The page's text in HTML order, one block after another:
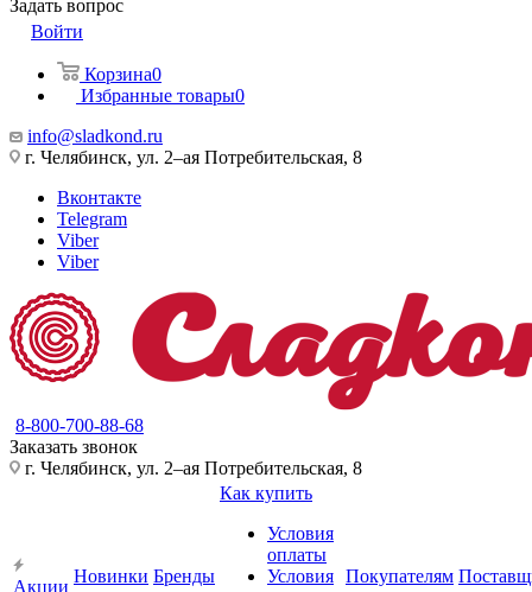
Задать вопрос
Войти
Корзина0
Избранные товары0
info@sladkond.ru
г. Челябинск, ул. 2–ая Потребительская, 8
Вконтакте
Telegram
Viber
Viber
8-800-700-88-68
Заказать звонок
г. Челябинск, ул. 2–ая Потребительская, 8
Акции
Новинки Бренды
Как купить
Условия
оплаты
Условия Покупателям